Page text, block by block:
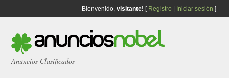
Bienvenido, visitante! [ Registro Iniciar sesión ]
Anuncios Clasificados